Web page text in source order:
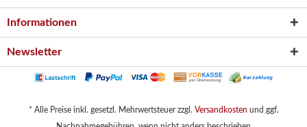
Informationen
Newsletter
* Alle Preise inkl. gesetzl. Mehrwertsteuer zzgl. Versandkosten und ggf.